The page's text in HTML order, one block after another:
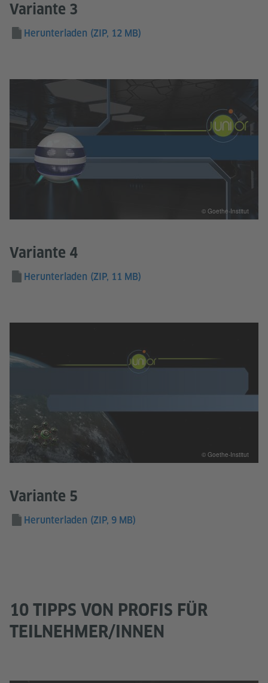
Variante 3
Herunterladen (ZIP, 12 MB)
Variante 4
Herunterladen (ZIP, 11 MB)
© Goethe-Institut
Variante 5
Herunterladen (ZIP, 9 MB)
© Goethe-Institut
10 TIPPS VON PROFIS FÜR
TEILNEHMER/INNEN